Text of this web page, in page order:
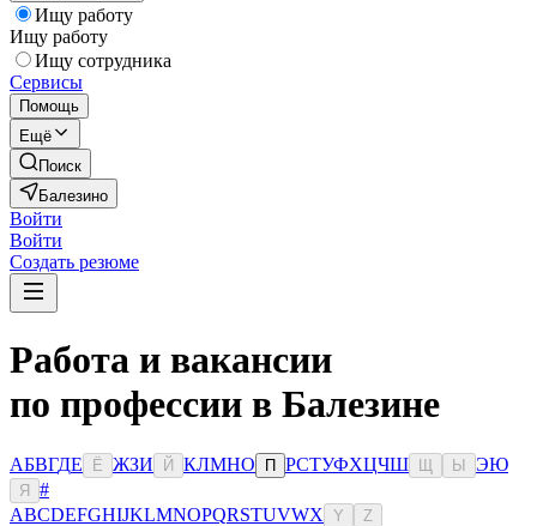
Ищу работу
Ищу работу
Ищу сотрудника
Сервисы
Помощь
Ещё
Поиск
Балезино
Войти
Войти
Создать резюме
Работа и вакансии
по профессии в Балезине
АБВГДЕ Ё ЖЗИ Й КЛМНО П РСТУФХЦЧШ Ы ЭЮ
Я
#
ABCDEFGHIJKLMNOPQRSTUVWX Y Z